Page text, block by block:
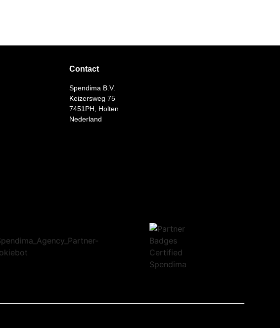
Contact
Spendima B.V.
Keizersweg 75
7451PH, Holten
Nederland